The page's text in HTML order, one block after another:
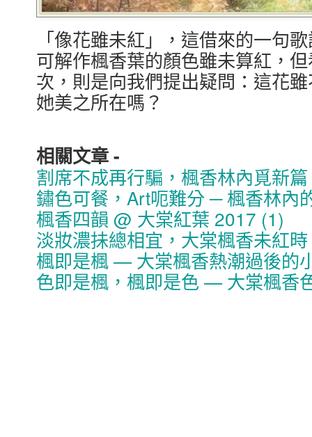
「像花雖未紅」，這借來的一句
可解作楓香葉的顏色雖未算紅，
次，則是向我們提出疑問：這花
她美之所在嗎？
相關文章 -
割席不成再行騙，楓香林內覓新篇
鏽色可餐，Art呃難分 ─ 楓香林內
楓香四韻 @ 大棠紅葉 2017 (1)
淡妝濃抺總相宜，大棠楓香未紅時
楓即是楓 — 大棠楓香熱潮過後的
色即是楓，楓即是色 — 大棠楓香